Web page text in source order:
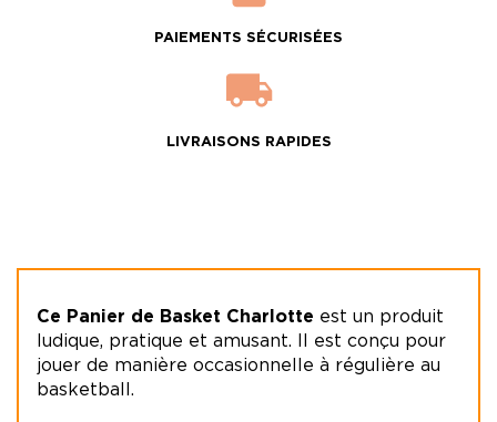
PAIEMENTS SÉCURISÉES
LIVRAISONS RAPIDES
Ce Panier de Basket Charlotte est un produit
ludique, pratique et amusant. Il est conçu pour
jouer de manière occasionnelle à régulière au
basketball.